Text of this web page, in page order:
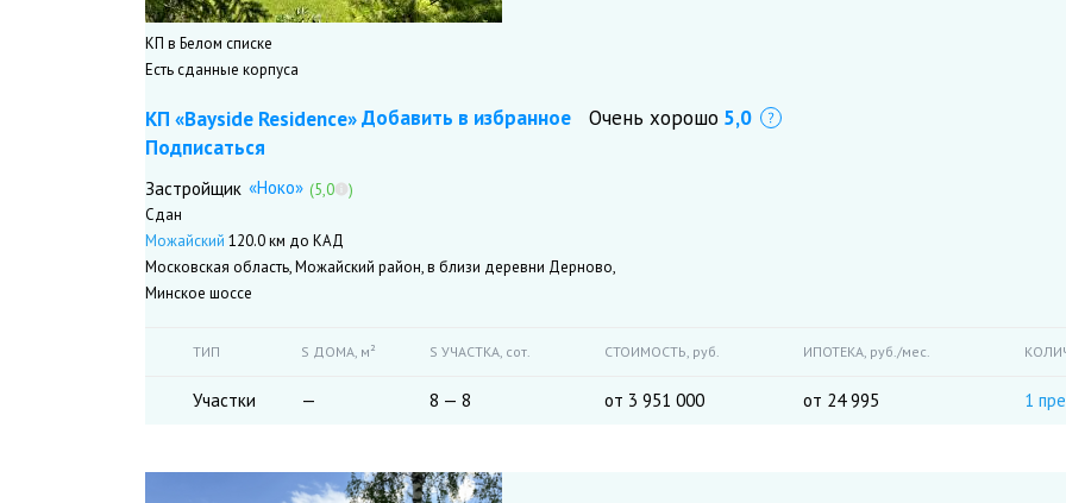
КП в Белом списке
Есть сданные корпуса
КП «Bayside Residence»Добавить в избранное
Подписаться
Застройщик «Ноко» (5,0 )
Очень хорошо 5,0 Что это?
Сдан
Можайский 120.0 км до КАД
Московская область, Можайский район, в близи деревни Дерново,
Минское шоссе
ТИП S ДОМА, м² S УЧАСТКА, сот. СТОИМОСТЬ, руб. ИПОТЕКА, руб./мес.
Участки — 8 — 8 от 3 951 000 от 24 995 1